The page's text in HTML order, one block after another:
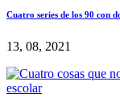
Cuatro series de los 90 con
13, 08, 2021